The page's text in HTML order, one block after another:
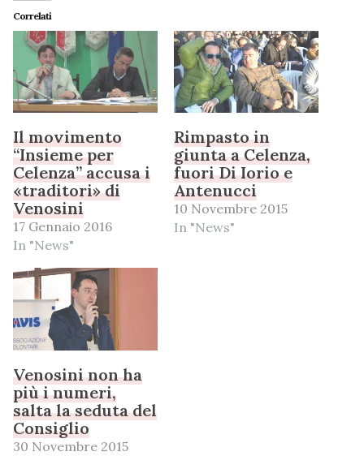
Correlati
Il movimento
“Insieme per
Celenza” accusa i
«traditori» di
Venosini
17 Gennaio 2016
In "News"
Rimpasto in
giunta a Celenza,
fuori Di Iorio e
Antenucci
10 Novembre 2015
In "News"
Venosini non ha
più i numeri,
salta la seduta del
Consiglio
30 Novembre 2015